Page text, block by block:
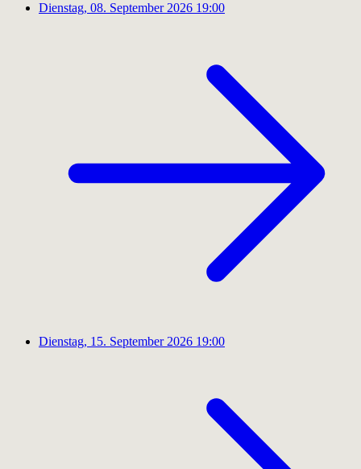
Dienstag, 08. September 2026 19:00
Dienstag, 15. September 2026 19:00